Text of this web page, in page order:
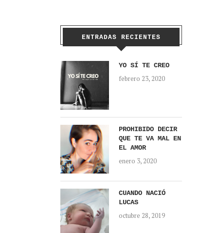
ENTRADAS RECIENTES
YO SÍ TE CREO
febrero 23, 2020
PROHIBIDO DECIR
QUE TE VA MAL EN
EL AMOR
enero 3, 2020
CUANDO NACIÓ
LUCAS
octubre 28, 2019